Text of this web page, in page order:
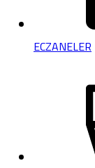
ECZANELER